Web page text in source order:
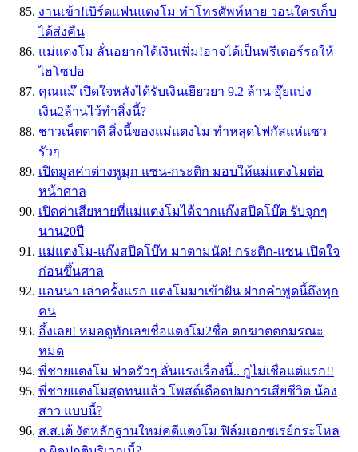
งานเข้า!เบิร์ดแฟนแตงโม ทำโทรศัพท์หาย วอนใครเก็บ
ได้ส่งคืน
แม่แตงโม ลั่นอยากได้เงินเพิ่ม!อาจได้เป็นพรีเตอร์รถให้
ไฮโซปอ
คุณแม๊ เปิดใจหลังได้รับเงินเยียวยา 9.2 ล้าน อุ๊ยแบ่ง
เงิน2ล้านไว้ทำสิ่งนี้?
ชาวเน็ตตาดี สิ่งนี้ของแม่แตงโม ทำหลุดโฟกัสแห่แซว
รัวๆ
เปิดมูลค่าต่างหูมุก แซน-กระติก มอบให้แม่แตงโมต่อ
หน้าศาล
เปิดค่าเสียหายที่แม่แตงโมได้จากแก๊งสปีดโบ๊ต รับจุกๆ
นาน20ปี
แม่แตงโม-แก๊งสปีดโบ๊ท มาตามนัด! กระติก-แซน เปิดใจ
ก่อนขึ้นศาล
แอนนา เล่าครั้งแรก แตงโมมาเข้าฝัน ฝากคำพูดนี้ถึงทุก
คน
อึ้งเลย! หมอดูทักเลขชื่อแตงโม2ชื่อ ตกฆาตตกมรณะ
หมด
พี่ชายแตงโม ฟาดรัวๆ ลั่นแรงเรื่องนี้.. กูไม่เชื่อแต่แรก!!
พี่ชายแตงโมสุดทนแล้ว โพสต์เดือดปมการเสียชีวิต น้อง
สาว แบบนี้?
ส.ส.เต้ งัดหลักฐานใหม่คดีแตงโม ฟิล์มเอกซเรย์กระโหล